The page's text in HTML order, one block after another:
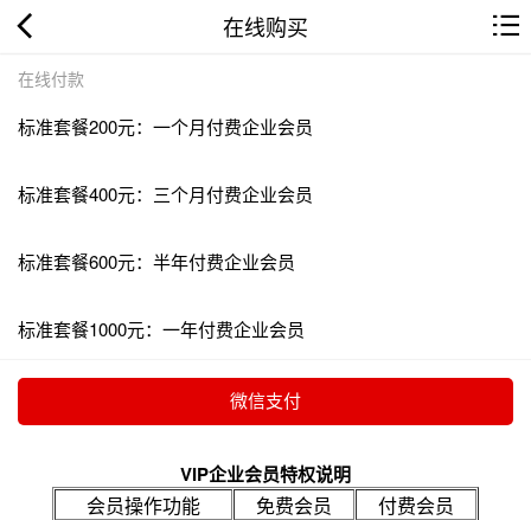
在线购买
在线付款
标准套餐200元：一个月付费企业会员
标准套餐400元：三个月付费企业会员
标准套餐600元：半年付费企业会员
标准套餐1000元：一年付费企业会员
VIP企业会员特权说明
会员操作功能 免费会员
付费会员